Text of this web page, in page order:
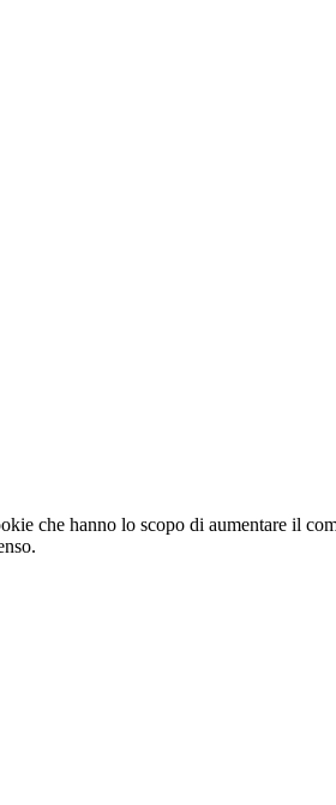
che hanno lo scopo di aumentare il